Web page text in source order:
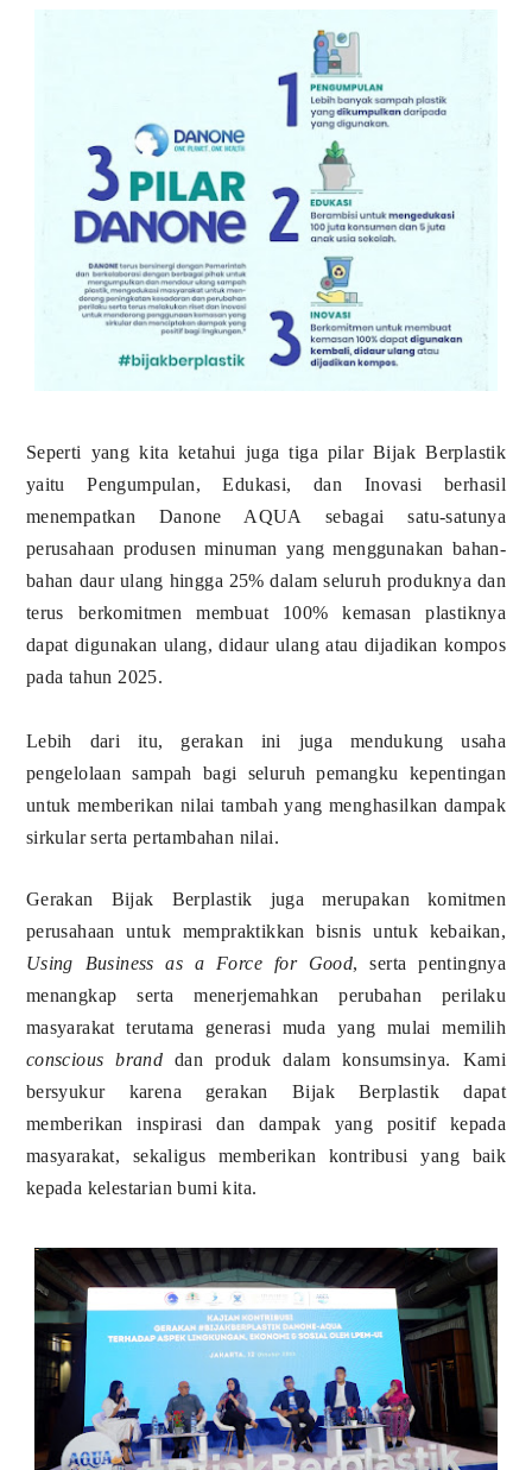
Seperti yang kita ketahui juga tiga pilar Bijak Berplastik
yaitu Pengumpulan, Edukasi, dan Inovasi berhasil
menempatkan Danone AQUA sebagai satu-satunya
perusahaan produsen minuman yang menggunakan bahan-
bahan daur ulang hingga 25% dalam seluruh produknya dan
terus berkomitmen membuat 100% kemasan plastiknya
dapat digunakan ulang, didaur ulang atau dijadikan kompos
pada tahun 2025.
Lebih dari itu, gerakan ini juga mendukung usaha
pengelolaan sampah bagi seluruh pemangku kepentingan
untuk memberikan nilai tambah yang menghasilkan dampak
sirkular serta pertambahan nilai.
Gerakan Bijak Berplastik juga merupakan komitmen
perusahaan untuk mempraktikkan bisnis untuk kebaikan,
Using Business as a Force for Good, serta pentingnya
menangkap serta menerjemahkan perubahan perilaku
masyarakat terutama generasi muda yang mulai memilih
conscious branddan produk dalam konsumsinya. Kami
bersyukur karena gerakan Bijak Berplastik dapat
memberikan inspirasi dan dampak yang positif kepada
masyarakat, sekaligus memberikan kontribusi yang baik
kepada kelestarian bumi kita.